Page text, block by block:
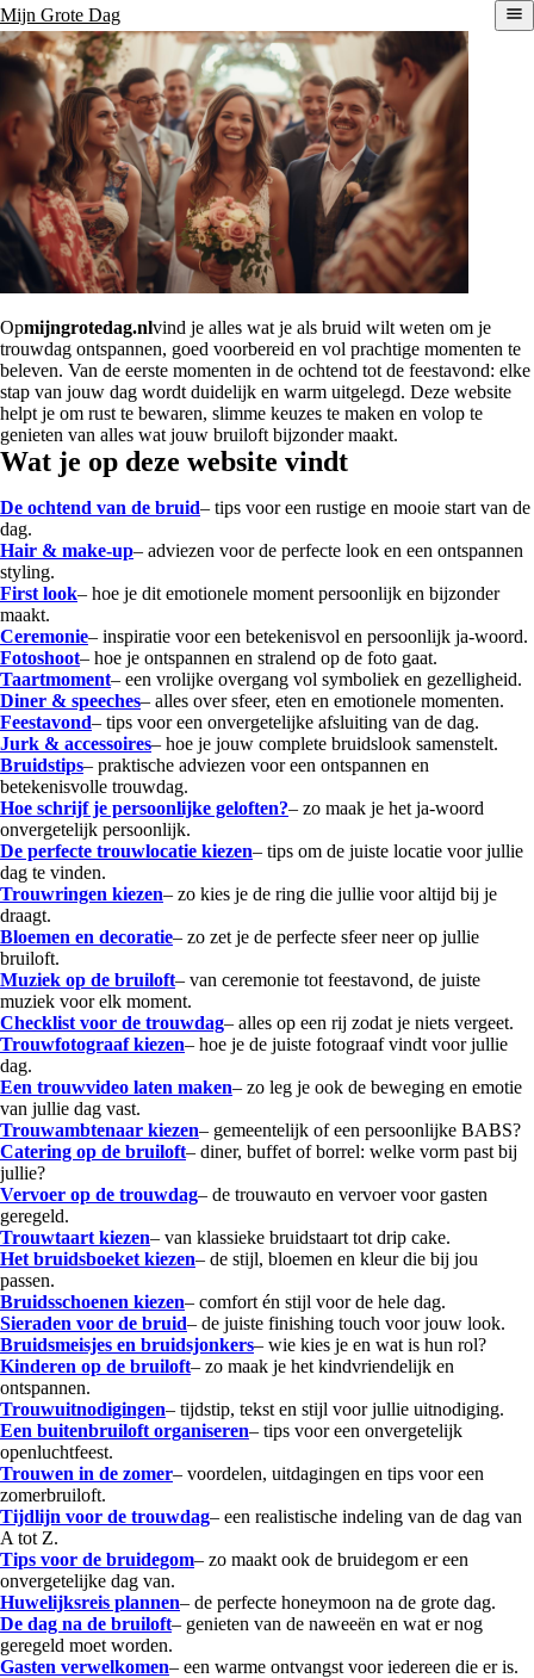
Mijn Grote Dag
Opmijngrotedag.nlvind je alles wat je als bruid wilt weten om je
trouwdag ontspannen, goed voorbereid en vol prachtige momenten te
beleven. Van de eerste momenten in de ochtend tot de feestavond: elke
stap van jouw dag wordt duidelijk en warm uitgelegd. Deze website
helpt je om rust te bewaren, slimme keuzes te maken en volop te
genieten van alles wat jouw bruiloft bijzonder maakt.
Wat je op deze website vindt
De ochtend van de bruid– tips voor een rustige en mooie start van de
dag.
Hair & make-up– adviezen voor de perfecte look en een ontspannen
styling.
First look– hoe je dit emotionele moment persoonlijk en bijzonder
maakt.
Ceremonie– inspiratie voor een betekenisvol en persoonlijk ja-woord.
Fotoshoot– hoe je ontspannen en stralend op de foto gaat.
Taartmoment– een vrolijke overgang vol symboliek en gezelligheid.
Diner & speeches– alles over sfeer, eten en emotionele momenten.
Feestavond– tips voor een onvergetelijke afsluiting van de dag.
Jurk & accessoires– hoe je jouw complete bruidslook samenstelt.
Bruidstips– praktische adviezen voor een ontspannen en
betekenisvolle trouwdag.
Hoe schrijf je persoonlijke geloften?– zo maak je het ja-woord
onvergetelijk persoonlijk.
De perfecte trouwlocatie kiezen– tips om de juiste locatie voor jullie
dag te vinden.
Trouwringen kiezen– zo kies je de ring die jullie voor altijd bij je
draagt.
Bloemen en decoratie– zo zet je de perfecte sfeer neer op jullie
bruiloft.
Muziek op de bruiloft– van ceremonie tot feestavond, de juiste
muziek voor elk moment.
Checklist voor de trouwdag– alles op een rij zodat je niets vergeet.
Trouwfotograaf kiezen– hoe je de juiste fotograaf vindt voor jullie
dag.
Een trouwvideo laten maken– zo leg je ook de beweging en emotie
van jullie dag vast.
Trouwambtenaar kiezen– gemeentelijk of een persoonlijke BABS?
Catering op de bruiloft– diner, buffet of borrel: welke vorm past bij
jullie?
Vervoer op de trouwdag– de trouwauto en vervoer voor gasten
geregeld.
Trouwtaart kiezen– van klassieke bruidstaart tot drip cake.
Het bruidsboeket kiezen– de stijl, bloemen en kleur die bij jou
passen.
Bruidsschoenen kiezen– comfort én stijl voor de hele dag.
Sieraden voor de bruid– de juiste finishing touch voor jouw look.
Bruidsmeisjes en bruidsjonkers– wie kies je en wat is hun rol?
Kinderen op de bruiloft– zo maak je het kindvriendelijk en
ontspannen.
Trouwuitnodigingen– tijdstip, tekst en stijl voor jullie uitnodiging.
Een buitenbruiloft organiseren– tips voor een onvergetelijk
openluchtfeest.
Trouwen in de zomer– voordelen, uitdagingen en tips voor een
zomerbruiloft.
Tijdlijn voor de trouwdag– een realistische indeling van de dag van
A tot Z.
Tips voor de bruidegom– zo maakt ook de bruidegom er een
onvergetelijke dag van.
Huwelijksreis plannen– de perfecte honeymoon na de grote dag.
De dag na de bruiloft– genieten van de naweeën en wat er nog
geregeld moet worden.
Gasten verwelkomen– een warme ontvangst voor iedereen die er is.